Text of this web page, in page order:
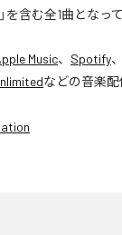
を含む全1曲となって
Music、 Spotify、
などの音楽